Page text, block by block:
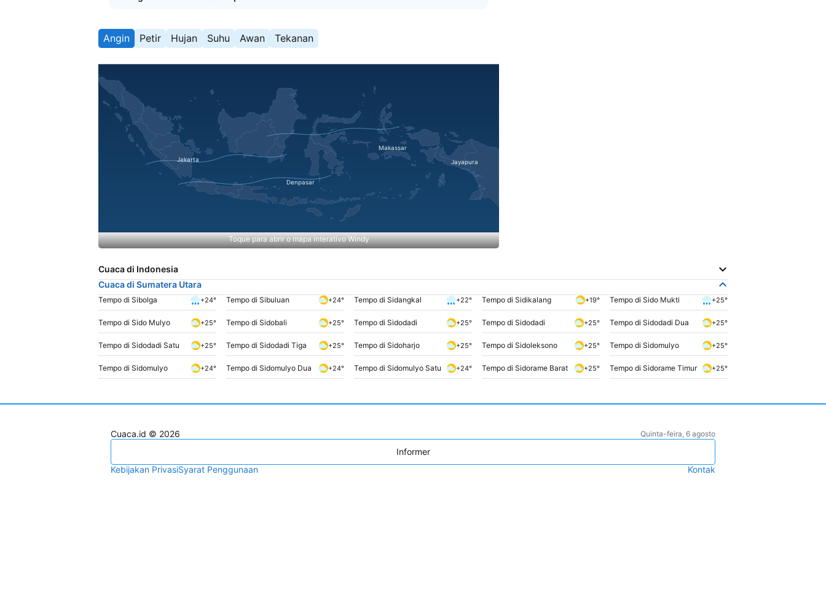
Angin Petir Hujan Suhu Awan Tekanan
Toque para abrir o mapa interativo Windy
Cuaca di Indonesia
Cuaca di Sumatera Utara
Tempo di Sibolga +24° Tempo di Sibuluan +24° Tempo di Sidangkal +22° Tempo di Sidikalang +19° Tempo di Sido Mukti +25°
Tempo di Sido Mulyo +25° Tempo di Sidobali +25° Tempo di Sidodadi +25° Tempo di Sidodadi +25° Tempo di Sidodadi Dua +25°
Tempo di Sidodadi Satu +25° Tempo di Sidodadi Tiga +25° Tempo di Sidoharjo +25° Tempo di Sidoleksono +25° Tempo di Sidomulyo +25°
Tempo di Sidomulyo +24° Tempo di Sidomulyo Dua +24° Tempo di Sidomulyo Satu +24° Tempo di Sidorame Barat +25° Tempo di Sidorame Timur +25°
Cuaca.id © 2026 Quinta-feira, 6 agosto
Informer
Kebijakan PrivasiSyarat Penggunaan Kontak